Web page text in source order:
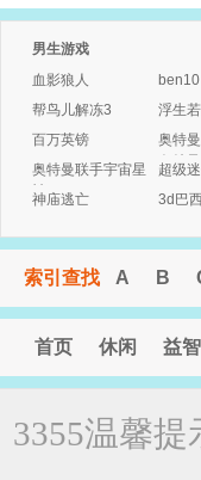
男生游戏
血影狼人
ben10
帮鸟儿解冻3
浮生
百万英镑
奥特
奥特曼
奥特曼联手宇宙星
神
超级
神庙逃亡
3d巴
索引查找 A B
首页 休闲 益智
3355温馨